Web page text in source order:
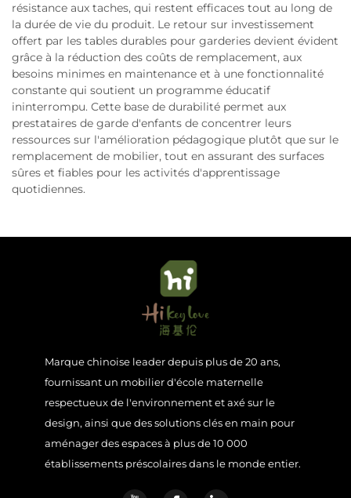
résistance aux taches, qui restent efficaces tout au long de
la durée de vie du produit. Le retour sur investissement
offert par les tables durables pour garderies devient évident
grâce à la réduction des coûts de remplacement, aux
besoins minimes en maintenance et à une fonctionnalité
constante qui soutient un programme éducatif
ininterrompu. Cette base de durabilité permet aux
prestataires de garde d'enfants de concentrer leurs
ressources sur l'amélioration pédagogique plutôt que sur le
remplacement de mobilier, tout en assurant des surfaces
sûres et fiables pour les activités d'apprentissage
quotidiennes.
Marque chinoise leader depuis plus de 20 ans,
fournissant un mobilier d'école maternelle
respectueux de l'environnement et axé sur le
design, ainsi que des solutions clés en main pour
aménager des espaces à plus de 10 000
établissements préscolaires dans le monde entier.